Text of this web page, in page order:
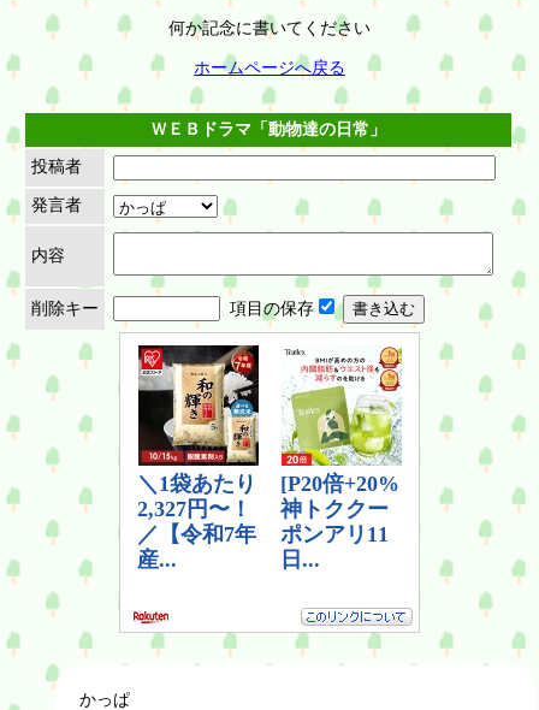
何か記念に書いてください
ホームページへ戻る
ＷＥＢドラマ「動物達の日常」
投稿者
発言者
内容
削除キー 項目の保存
かっぱ